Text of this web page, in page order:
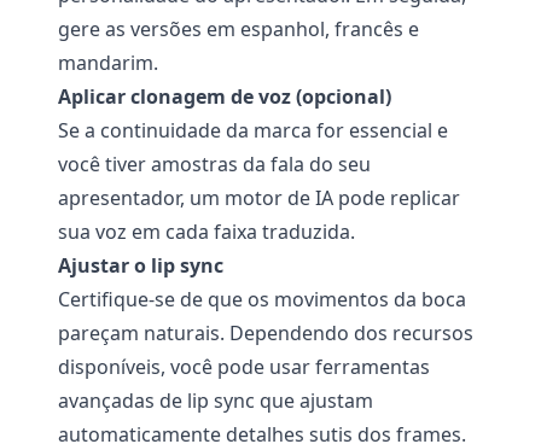
gere as versões em espanhol, francês e
mandarim.
Aplicar clonagem de voz (opcional)
Se a continuidade da marca for essencial e
você tiver amostras da fala do seu
apresentador, um motor de IA pode replicar
sua voz em cada faixa traduzida.
Ajustar o lip sync
Certifique-se de que os movimentos da boca
pareçam naturais. Dependendo dos recursos
disponíveis, você pode usar ferramentas
avançadas de lip sync que ajustam
automaticamente detalhes sutis dos frames.